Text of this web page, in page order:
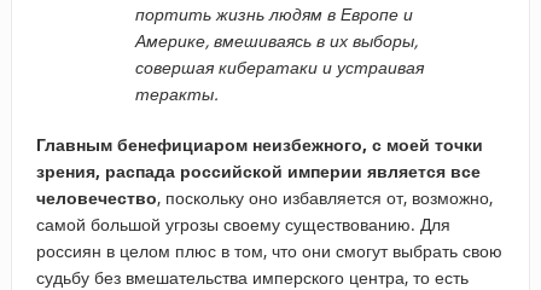
портить жизнь людям в Европе и
Америке, вмешиваясь в их выборы,
совершая кибератаки и устраивая
теракты.
Главным бенефициаром неизбежного, с моей точки
зрения, распада российской империи является все
человечество, поскольку оно избавляется от, возможно,
самой большой угрозы своему существованию. Для
россиян в целом плюс в том, что они смогут выбрать свою
судьбу без вмешательства имперского центра, то есть